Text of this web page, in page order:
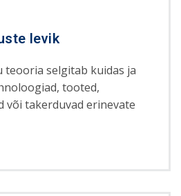
levik
teooria selgitab kuidas ja
tooted,
või takerduvad erinevate